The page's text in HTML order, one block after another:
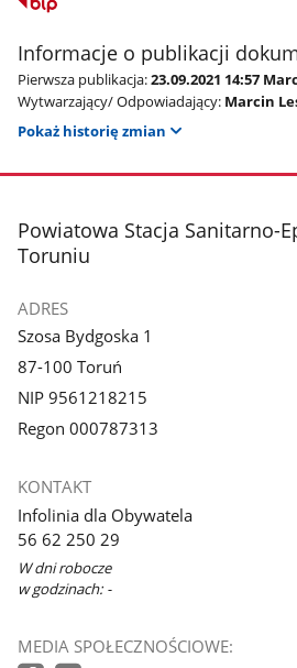
Informacje o publikacji
Pierwsza publikacja:23.09.2021 14:57
Wytwarzający/ Odpowiadający: Marcin
Pokaż historię zmian
stopka
Powiatowa Stacja Sanitarno-
Toruniu
ADRES
Szosa Bydgoska 1
87-100 Toruń
NIP 9561218215
Regon 000787313
KONTAKT
Infolinia dla Obywatela
56 62 250 29
W dni robocze
w godzinach: -
MEDIA SPOŁECZNOŚCIOWE: